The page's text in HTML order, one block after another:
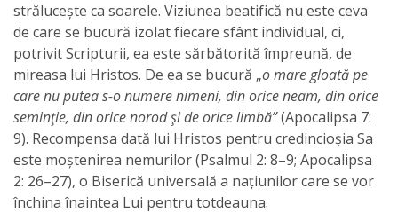
strălucește ca soarele. Viziunea beatifică nu este ceva
de care se bucură izolat fiecare sfânt individual, ci,
potrivit Scripturii, ea este sărbătorită împreună, de
mireasa lui Hristos. De ea se bucură „o mare gloată pe
care nu putea s-o numere nimeni, din orice neam, din orice
seminţie, din orice norod şi de orice limbă”(Apocalipsa 7:
9). Recompensa dată lui Hristos pentru credincioșia Sa
este moștenirea nemurilor (Psalmul 2: 8–9; Apocalipsa
2: 26–27), o Biserică universală a națiunilor care se vor
închina înaintea Lui pentru totdeauna.